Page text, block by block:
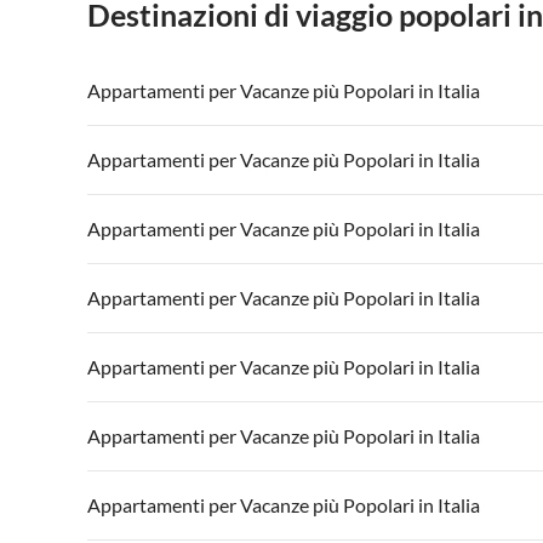
Destinazioni di viaggio popolari
Appartamenti per Vacanze più Popolari in Italia
Appartamenti per Vacanze in Italia
Appartamenti per Vacanze in Lago di Garda
Appartamenti per Vacanze più Popolari in Italia
Appartamenti per Vacanze in Italia
Appartamenti per Vacanze in Lago di Garda
Appartamenti per Vacanze più Popolari in Italia
Appartamenti per Vacanze in Italia
Appartamenti per Vacanze in Lago di Garda
Appartamenti per Vacanze più Popolari in Italia
Appartamenti per Vacanze in Italia
Appartamenti per Vacanze in Lago di Garda
Appartamenti per Vacanze più Popolari in Italia
Appartamenti per Vacanze in Italia
Appartamenti per Vacanze in Lago di Garda
Appartamenti per Vacanze più Popolari in Italia
Appartamenti per Vacanze in Italia
Appartamenti per Vacanze più Popolari in Italia